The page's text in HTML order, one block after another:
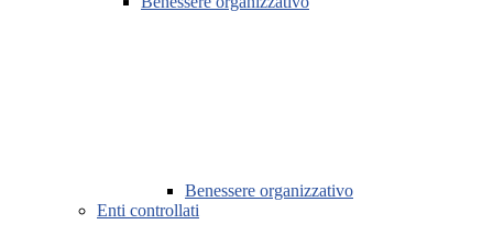
Benessere organizzativo
Enti controllati